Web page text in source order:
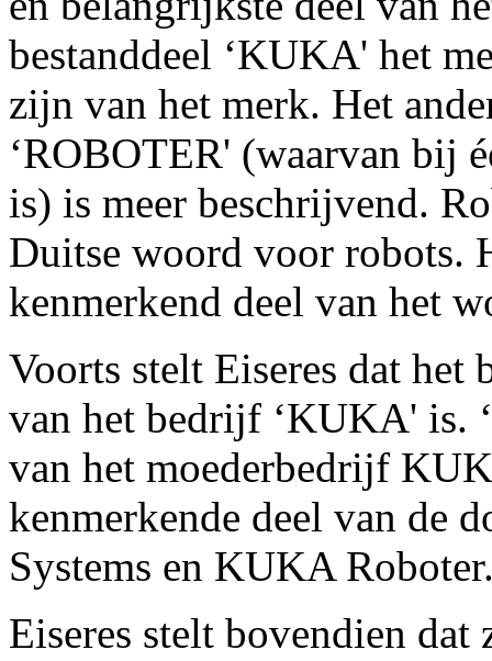
bestanddeel ‘KUKA' het
zijn van het merk. Het
‘ROBOTER' (waarvan bij
is) is meer beschrijvend.
Duitse woord voor robots.
kenmerkend deel van het
Voorts stelt Eiseres dat het
van het bedrijf ‘KUKA' is.
van het moederbedrijf
kenmerkende deel van de
Systems en KUKA
Eiseres stelt bovendien